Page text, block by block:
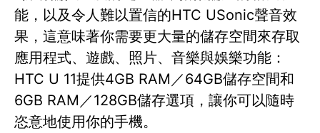
能，以及令人難以置信的HTC USonic聲音效
果，這意味著你需要更大量的儲存空間來存取
應用程式、遊戲、照片、音樂與娛樂功能：
HTC U 11提供4GB RAM／64GB儲存空間和
6GB RAM／128GB儲存選項，讓你可以隨時
恣意地使用你的手機。